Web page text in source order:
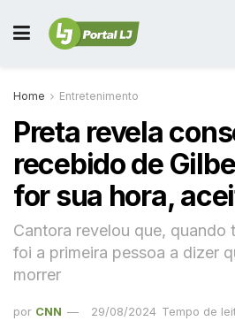
Home Entretenimento
Preta revela
recebido de
for sua hora,
Cantora revelou que, quando
foi a primeira pessoa a dizer
morrer
por CNN 29/08/2024 Tempo de